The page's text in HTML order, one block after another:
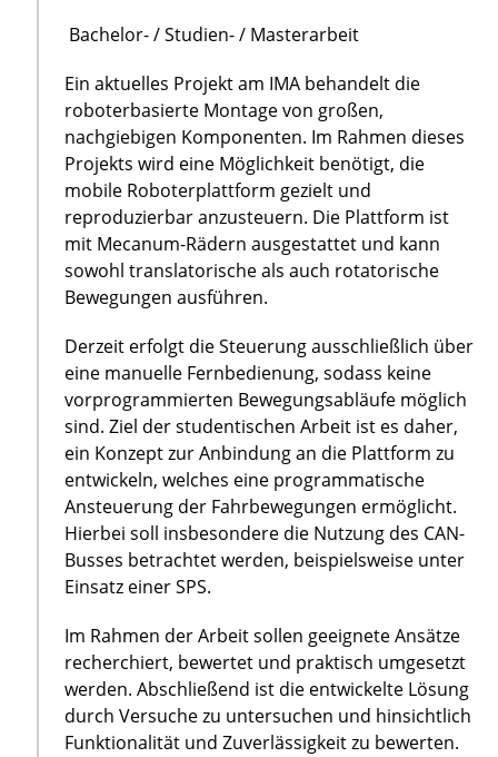
Bachelor- / Studien- / Masterarbeit
Ein aktuelles Projekt am IMA behandelt die
roboterbasierte Montage von großen,
nachgiebigen Komponenten. Im Rahmen dieses
Projekts wird eine Möglichkeit benötigt, die
mobile Roboterplattform gezielt und
reproduzierbar anzusteuern. Die Plattform ist
mit Mecanum-Rädern ausgestattet und kann
sowohl translatorische als auch rotatorische
Bewegungen ausführen.
Derzeit erfolgt die Steuerung ausschließlich über
eine manuelle Fernbedienung, sodass keine
vorprogrammierten Bewegungsabläufe möglich
sind. Ziel der studentischen Arbeit ist es daher,
ein Konzept zur Anbindung an die Plattform zu
entwickeln, welches eine programmatische
Ansteuerung der Fahrbewegungen ermöglicht.
Hierbei soll insbesondere die Nutzung des CAN-
Busses betrachtet werden, beispielsweise unter
Einsatz einer SPS.
Im Rahmen der Arbeit sollen geeignete Ansätze
recherchiert, bewertet und praktisch umgesetzt
werden. Abschließend ist die entwickelte Lösung
durch Versuche zu untersuchen und hinsichtlich
Funktionalität und Zuverlässigkeit zu bewerten.